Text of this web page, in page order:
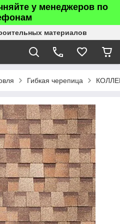
у менеджеров по
материалов
Гибкая черепица